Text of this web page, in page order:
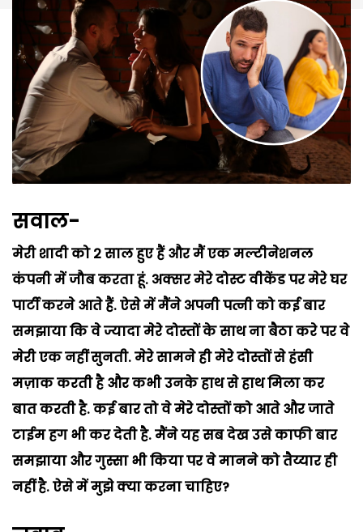
सवाल-
मेरी शादी को 2 साल हुए हैं और मैं एक मल्टीनेशनल
कंपनी में जौब करता हूं. अक्सर मेरे दोस्ट वीकेंड पर मेरे घर
पार्टी करने आते हैं. ऐसे में मैंने अपनी पत्नी को कई बार
समझाया कि वे ज्यादा मेरे दोस्तों के साथ ना बैठा करे पर वे
मेरी एक नहीं सुनती. मेरे सामने ही मेरे दोस्तों से हंसी
मज़ाक करती है और कभी उनके हाथ से हाथ मिला कर
बात करती है. कई बार तो वे मेरे दोस्तों को आते और जाते
टाईम हग भी कर देती है. मैंने यह सब देख उसे काफी बार
समझाया और गुस्सा भी किया पर वे मानने को तैय्यार ही
नहीं है. ऐसे में मुझे क्या करना चाहिए?